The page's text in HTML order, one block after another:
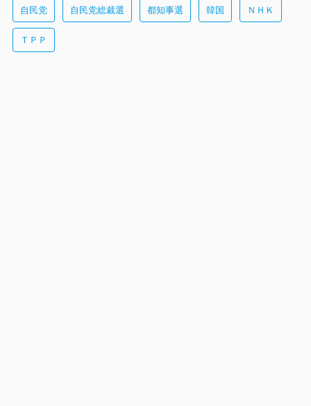
自民党 自民党総裁選 都知事選 韓国 ＮＨＫ
ＴＰＰ